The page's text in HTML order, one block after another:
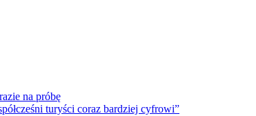
na próbę
turyści coraz bardziej cyfrowi”